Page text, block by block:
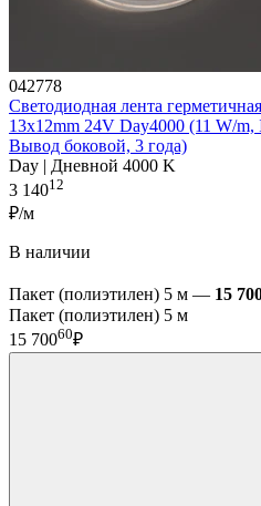
042778
Светодиодная лента
13x12mm 24V Day4000 (11 W/
Вывод боковой, 3 года)
Day | Дневной 4000 K
3 14012
₽/м
В наличии
Пакет (полиэтилен) 5 м — 15
Пакет (полиэтилен) 5 м
15 70060₽